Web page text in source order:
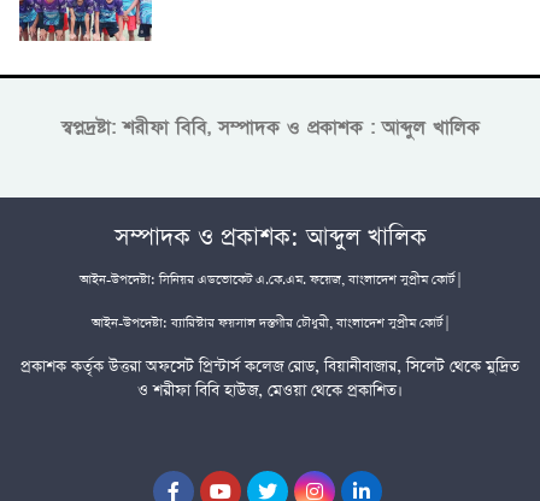
স্বপ্নদ্রষ্টা: শরীফা বিবি, সম্পাদক ও প্রকাশক : আব্দুল খালিক
সম্পাদক ও প্রকাশক: আব্দুল খালিক
আইন-উপদেষ্টা: সিনিয়র এডভোকেট এ.কে.এম. ফয়েজ, বাংলাদেশ সুপ্রীম কোর্ট |
আইন-উপদেষ্টা: ব্যারিস্টার ফয়সাল দস্তগীর চৌধুরী, বাংলাদেশ সুপ্রীম কোর্ট |
প্রকাশক কর্তৃক উত্তরা অফসেট প্রিন্টার্স কলেজ রোড, বিয়ানীবাজার, সিলেট থেকে মুদ্রিত
ও শরীফা বিবি হাউজ, মেওয়া থেকে প্রকাশিত।